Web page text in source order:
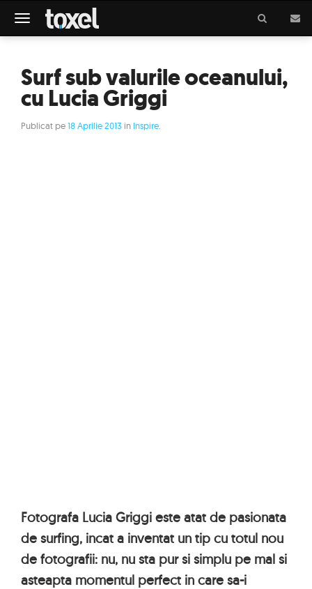
Meniu
Surf sub valurile oceanului,
cu Lucia Griggi
Publicat pe18 Aprilie 2013 in Inspire
Fotografa Lucia Griggi este atat de pasionata
de surfing, incat a inventat un tip cu totul nou
de fotografii: nu, nu sta pur si simplu pe mal si
asteapta momentul perfect in care sa-i